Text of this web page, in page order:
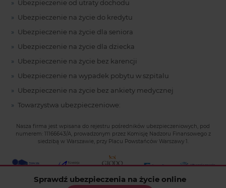
Sprawdź ubezpieczenia na życie online
Ubezpieczenie od utraty dochodu
Ubezpieczenie na życie do kredytu
Ubezpieczenie na życie dla seniora
Ubezpieczenie na życie dla dziecka
Ubezpieczenie na życie bez karencji
Ubezpieczenie na wypadek pobytu w szpitalu
Ubezpieczenie na życie bez ankiety medycznej
Towarzystwa ubezpieczeniowe:
Nasza firma jest wpisana do rejestru pośredników ubezpieczeniowych, pod
numerem: 11166643/A, prowadzonym przez Komisję Nadzoru Finansowego z
siedzibą w Warszawie, przy Placu Powstańców Warszawy 1.